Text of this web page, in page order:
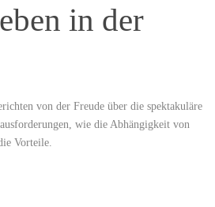
in der
von der Freude über die spektakuläre
wie die Abhängigkeit von
Vorteile.